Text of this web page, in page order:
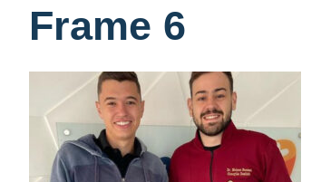
Frame 6